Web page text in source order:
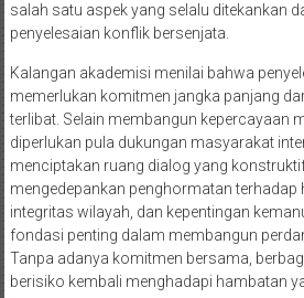
salah satu aspek yang selalu ditekankan
penyelesaian konflik bersenjata.
Kalangan akademisi menilai bahwa
memerlukan komitmen jangka panjang
terlibat. Selain membangun kepercayaan
diperlukan pula dukungan masyarakat
menciptakan ruang dialog yang
mengedepankan penghormatan terhadap
integritas wilayah, dan kepentingan
fondasi penting dalam membangun
Tanpa adanya komitmen bersama,
berisiko kembali menghadapi hambatan